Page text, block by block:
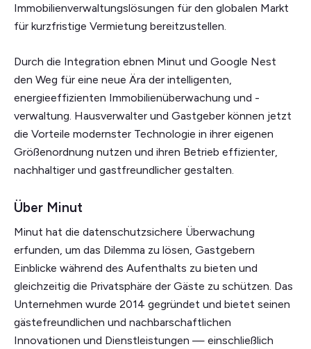
Immobilienverwaltungslösungen für den globalen Markt
für kurzfristige Vermietung bereitzustellen.
Durch die Integration ebnen Minut und Google Nest
den Weg für eine neue Ära der intelligenten,
energieeffizienten Immobilienüberwachung und -
verwaltung. Hausverwalter und Gastgeber können jetzt
die Vorteile modernster Technologie in ihrer eigenen
Größenordnung nutzen und ihren Betrieb effizienter,
nachhaltiger und gastfreundlicher gestalten.
Über Minut
Minut hat die datenschutzsichere Überwachung
erfunden, um das Dilemma zu lösen, Gastgebern
Einblicke während des Aufenthalts zu bieten und
gleichzeitig die Privatsphäre der Gäste zu schützen. Das
Unternehmen wurde 2014 gegründet und bietet seinen
gästefreundlichen und nachbarschaftlichen
Innovationen und Dienstleistungen — einschließlich